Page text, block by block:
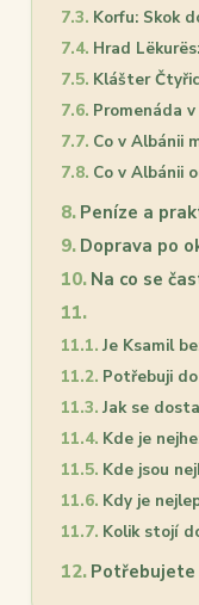
Korfu: Skok
Hrad
Klášter
Promenáda
Co v Albánii
Co v Albánii
Peníze a
Doprava po
Na co se
Je Ksamil
Potřebuji
Jak se
Kde je
Kde jsou
Kdy je
Kolik stojí
Potřebujete